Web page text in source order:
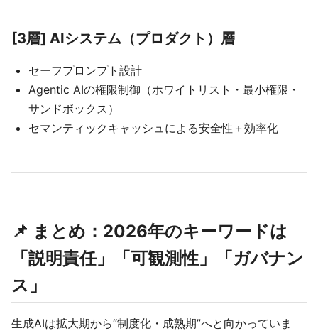
[3層] AIシステム（プロダクト）層
セーフプロンプト設計
Agentic AIの権限制御（ホワイトリスト・最小権限・
サンドボックス）
セマンティックキャッシュによる安全性＋効率化
📌 まとめ：2026年のキーワードは
「説明責任」「可観測性」「ガバナン
ス」
生成AIは拡大期から“制度化・成熟期”へと向かっていま